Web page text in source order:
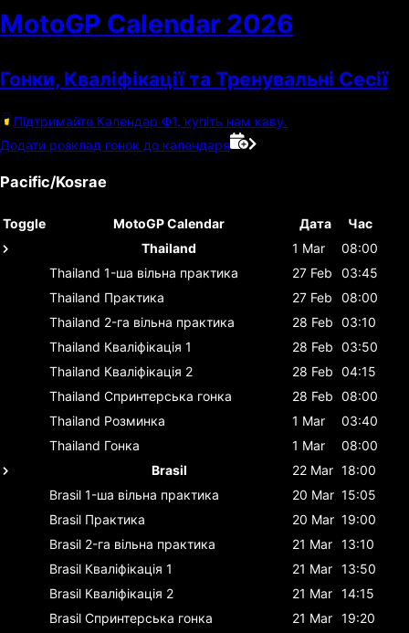
MotoGP Calendar 2026
Гонки, Кваліфікації та Тренувальні Сесії
Підтримайте Календар Ф1, купіть нам каву.
Додати розклад гонок до календаря
Pacific/Kosrae
Toggle MotoGP Calendar Дата
Час
Thailand
1 Mar
08:00
Thailand 1-ша вільна практика 27 Feb
03:45
Thailand Практика 27 Feb
08:00
Thailand 2-га вільна практика 28 Feb 03:10
Thailand Кваліфікація 1 28 Feb 03:50
Thailand Кваліфікація 2 28 Feb 04:15
Thailand Спринтерська гонка 28 Feb 08:00
Thailand Розминка 1 Mar
03:40
Thailand Гонка 1 Mar
08:00
Brasil
22 Mar 18:00
Brasil 1-ша вільна практика 20 Mar 15:05
Brasil Практика 20 Mar 19:00
Brasil 2-га вільна практика 21 Mar 13:10
Brasil Кваліфікація 1 21 Mar 13:50
Brasil Кваліфікація 2 21 Mar 14:15
Brasil Спринтерська гонка 21 Mar 19:20